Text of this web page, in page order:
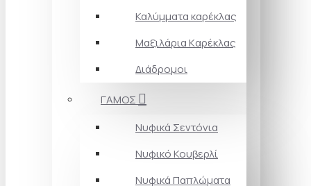
Καλύμματα καρέκλας
Μαξιλάρια Kαρέκλας
Διάδρομοι
ΓΑΜΟΣ
Νυφικά Σεντόνια
Νυφικό Κουβερλί
Νυφικά Παπλώματα